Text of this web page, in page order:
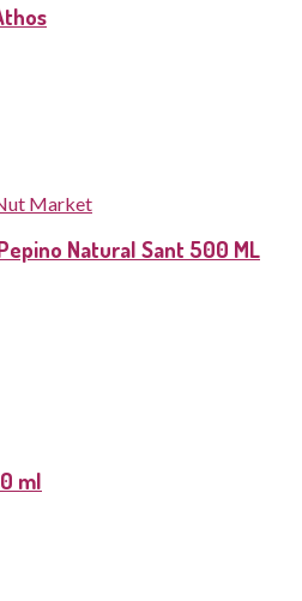
Natural Sant 500 ML
ml